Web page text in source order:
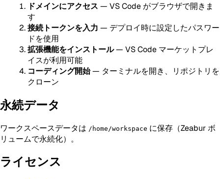
ドメインにアクセス — VS Code がブラウザで開きま
す
接続トークンを入力 — デプロイ時に設定したパスワー
ドを使用
拡張機能をインストール— VS Code マーケットプレ
イスが利用可能
コーディング開始— ターミナルを開き、リポジトリを
クローン
永続データ
ワークスペースデータは /home/workspace に保存（Zeabur ボ
リュームで永続化）。
ライセンス